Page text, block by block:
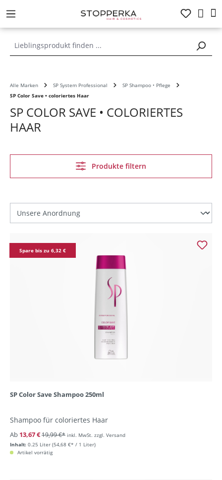
springen
Alle Marken SP System Professional
SP Shampoo • Pflege
SP Color Save • coloriertes Haar
SP COLOR SAVE • COLORIERTES
HAAR
Produkte filtern
Spare bis zu 6,32 €
SP Color Save Shampoo 250ml
Shampoo für coloriertes Haar
Inhalt: 0.25 Liter (54,68 €* / 1 Liter)
Ab 13,67 €19,99 €* inkl. MwSt. zzgl. Versand
Artikel vorrätig